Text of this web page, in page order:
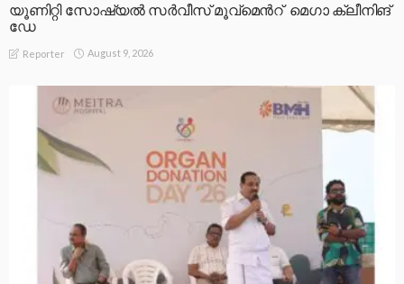
യൂണിറ്റി സോഷ്യൽ സർവീസ് മൂവ്മെൻറ് മെഗാ ക്ലീനിങ്
ഡേ
Reporter August 9, 2026